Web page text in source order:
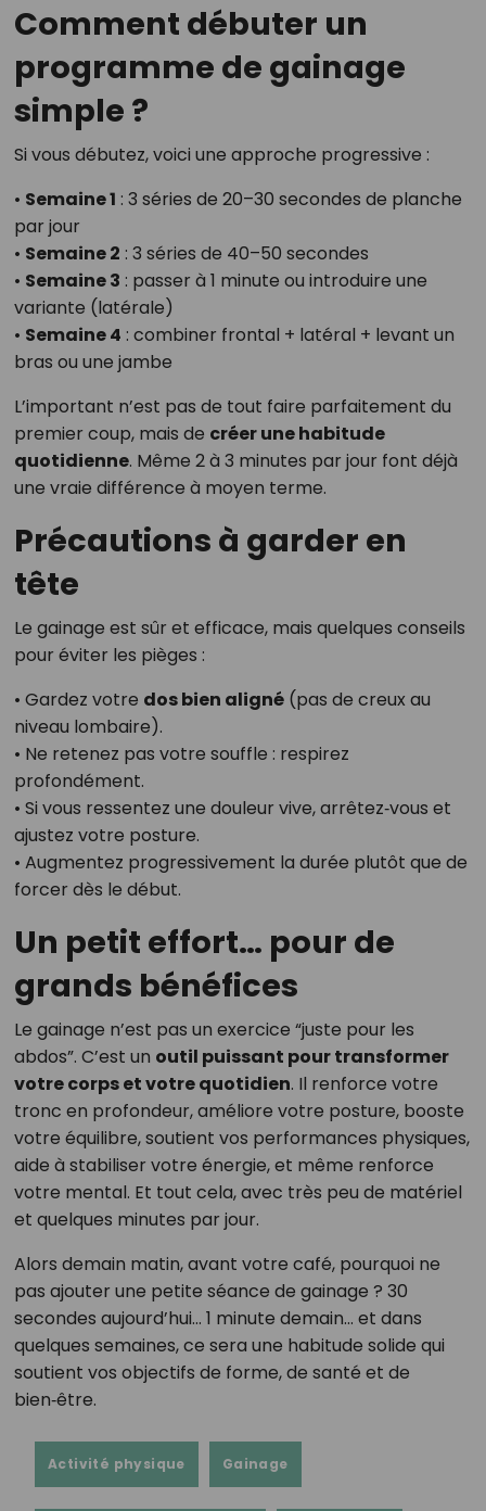
Comment débuter un
programme de gainage
simple ?
Si vous débutez, voici une approche progressive :
• Semaine 1 : 3 séries de 20–30 secondes de planche
par jour
• Semaine 2 : 3 séries de 40–50 secondes
• Semaine 3 : passer à 1 minute ou introduire une
variante (latérale)
• Semaine 4 : combiner frontal + latéral + levant un
bras ou une jambe
L’important n’est pas de tout faire parfaitement du
premier coup, mais de créer une habitude
quotidienne. Même 2 à 3 minutes par jour font déjà
une vraie différence à moyen terme.
Précautions à garder en
tête
Le gainage est sûr et efficace, mais quelques conseils
pour éviter les pièges :
• Gardez votre dos bien aligné(pas de creux au
niveau lombaire).
• Ne retenez pas votre souffle : respirez
profondément.
• Si vous ressentez une douleur vive, arrêtez‑vous et
ajustez votre posture.
• Augmentez progressivement la durée plutôt que de
forcer dès le début.
Un petit effort… pour de
grands bénéfices
Le gainage n’est pas un exercice “juste pour les
abdos”. C’est un outil puissant pour transformer
votre corps et votre quotidien. Il renforce votre
tronc en profondeur, améliore votre posture, booste
votre équilibre, soutient vos performances physiques,
aide à stabiliser votre énergie, et même renforce
votre mental. Et tout cela, avec très peu de matériel
et quelques minutes par jour.
Alors demain matin, avant votre café, pourquoi ne
pas ajouter une petite séance de gainage ? 30
secondes aujourd’hui… 1 minute demain… et dans
quelques semaines, ce sera une habitude solide qui
soutient vos objectifs de forme, de santé et de
bien‑être.
Activité physique Gainage